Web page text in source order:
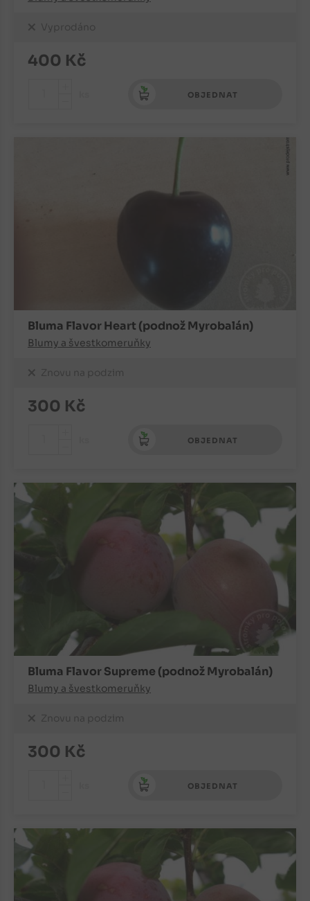
Vyprodáno
400 Kč
OBJEDNAT
Bluma Flavor Heart (podnož Myrobalán)
Blumy a švestkomeruňky
Znovu na podzim
300 Kč
OBJEDNAT
Bluma Flavor Supreme (podnož Myrobalán)
Blumy a švestkomeruňky
Znovu na podzim
300 Kč
OBJEDNAT